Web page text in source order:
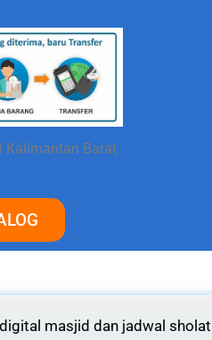
Kalimantan Barat
masjid dan jadwal sholat